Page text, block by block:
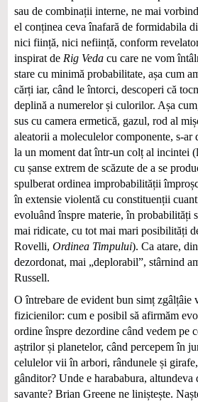
sau de combinații interne, ne mai
el conținea ceva înafară de formidabila
nici ființă, nici neființă, conform
inspirat de Rig Vedacu care ne vom
stare cu minimă probabilitate, așa cum
cărți iar, când le întorci, descoperi că
deplină a numerelor și culorilor. Așa
sus cu camera ermetică, gazul, rod al
aleatorii a moleculelor componente, s-ar
la un moment dat într-un colț al incintei
cu șanse extrem de scăzute de a se
spulberat ordinea improbabilității
în extensie violentă cu constituenții
evoluând înspre materie, în probabilități
mai ridicate, cu tot mai mari posibilități
Rovelli, Ordinea Timpului). Ca atare,
dezordonat, mai „deplorabil”, stârnind
Russell.
O întrebare de evident bun simț zgâlțâie
fizicienilor: cum e posibil să afirmăm
ordine înspre dezordine când vedem pe
aștrilor și planetelor, când percepem în
celulelor vii în arbori, rândunele și
gânditor? Unde e harababura, altundeva
savante? Brian Greene ne liniștește.